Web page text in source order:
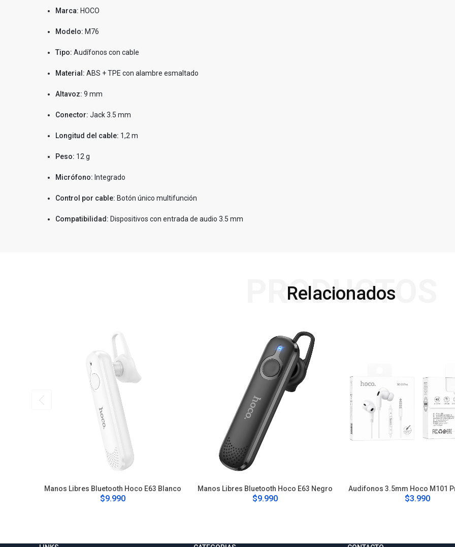
Marca: HOCO
Modelo: M76
Tipo: Audífonos con cable
Material: ABS + TPE con alambre esmaltado
Altavoz: 9 mm
Conector: Jack 3.5 mm
Longitud del cable: 1,2 m
Peso: 12 g
Micrófono: Integrado
Control por cable: Botón único multifunción
Compatibilidad: Dispositivos con entrada de audio 3.5 mm
Relacionados
PRODUCTOS
Manos Libres Bluetooth Hoco E63 Blanco
$9.990
Manos Libres Bluetooth Hoco E63 Negro
$9.990
Audifonos 3.5mm Hoco M101
$3.990